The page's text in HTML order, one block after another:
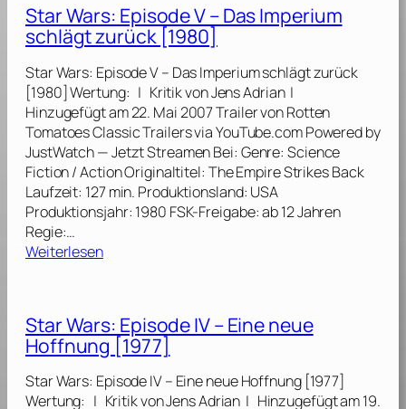
2
0
9
]
d
i
[
2
0
1
7
]
I
I
–
D
a
s
E
r
w
a
c
e
r
M
c
r
W
r
s
:
E
i
s
o
e
–
D
i
e
R
Star Wars: Episode V – Das Imperium
schlägt zurück [1980]
Star Wars: Episode V – Das Imperium schlägt zurück
[1980] Wertung: | Kritik von Jens Adrian |
Hinzugefügt am 22. Mai 2007 Trailer von Rotten
Tomatoes Classic Trailers via YouTube.com Powered by
JustWatch — Jetzt Streamen Bei: Genre: Science
Fiction / Action Originaltitel: The Empire Strikes Back
Laufzeit: 127 min. Produktionsland: USA
Produktionsjahr: 1980 FSK-Freigabe: ab 12 Jahren
Regie:…
Weiterlesen:
r
W
r
Star Wars: Episode IV – Eine neue
Hoffnung [1977]
Star Wars: Episode IV – Eine neue Hoffnung [1977]
Wertung: | Kritik von Jens Adrian | Hinzugefügt am 19.